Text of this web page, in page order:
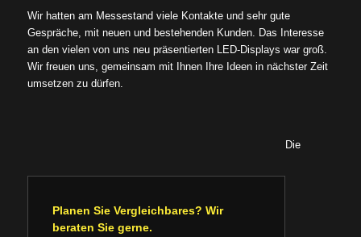
Wir hatten am Messestand viele Kontakte und sehr gute
Gespräche, mit neuen und bestehenden Kunden. Das Interesse
an den vielen von uns neu präsentierten LED-Displays war groß.
Wir freuen uns, gemeinsam mit Ihnen Ihre Ideen in nächster Zeit
umsetzen zu dürfen.
Planen Sie Vergleichbares? Wir
beraten Sie gerne.
Die